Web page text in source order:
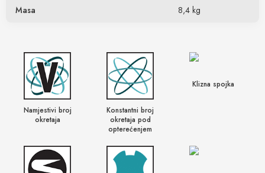
Namjestivi broj
okretaja
Konstantni broj
okretaja pod
opterećenjem
Klizna spojka
Masa 8,4 kg